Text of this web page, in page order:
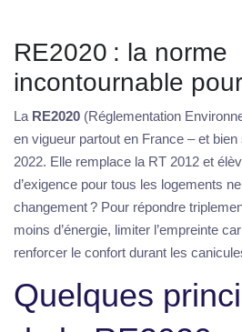
RE2020 : la norme
incontournable
La RE2020 (Réglementation
en vigueur partout en France – et
2022. Elle remplace la RT 2012 et
d’exigence pour tous les logements
changement ? Pour répondre
moins d’énergie, limiter l’empreinte
renforcer le confort durant les
Quelques